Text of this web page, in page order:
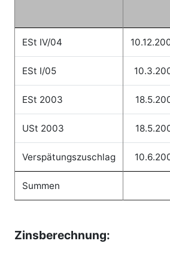
ESt IV/04
ESt I/05
ESt 2003
USt 2003
Verspätungszuschlag
Summen
Zinsberechnung: